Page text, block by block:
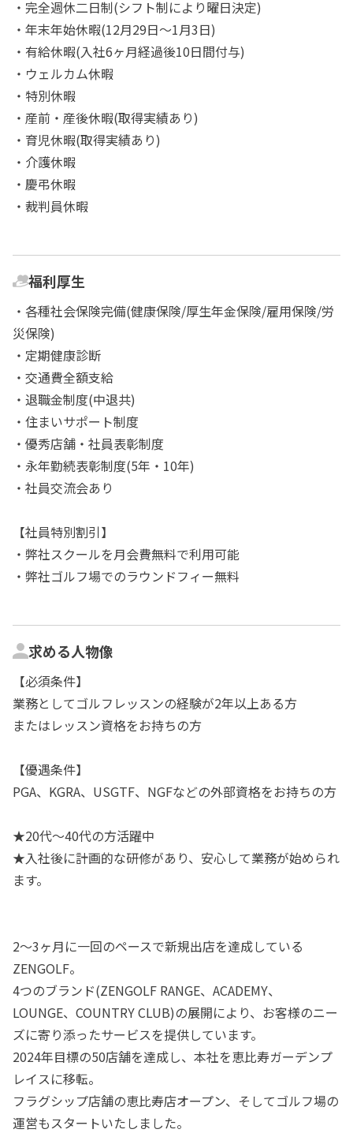
・完全週休二日制(シフト制により曜日決定)
・年末年始休暇(12月29日～1月3日)
・有給休暇(入社6ヶ月経過後10日間付与)
・ウェルカム休暇
・特別休暇
・産前・産後休暇(取得実績あり)
・育児休暇(取得実績あり)
・介護休暇
・慶弔休暇
・裁判員休暇
福利厚生
・各種社会保険完備(健康保険/厚生年金保険/雇用保険/労
災保険)
・定期健康診断
・交通費全額支給
・退職金制度(中退共)
・住まいサポート制度
・優秀店舗・社員表彰制度
・永年勤続表彰制度(5年・10年)
・社員交流会あり
【社員特別割引】
・弊社スクールを月会費無料で利用可能
・弊社ゴルフ場でのラウンドフィー無料
求める人物像
【必須条件】
業務としてゴルフレッスンの経験が2年以上ある方
またはレッスン資格をお持ちの方
【優遇条件】
PGA、KGRA、USGTF、NGFなどの外部資格をお持ちの方
★20代～40代の方活躍中
★入社後に計画的な研修があり、安心して業務が始められ
ます。
2～3ヶ月に一回のペースで新規出店を達成している
ZENGOLF。
4つのブランド(ZENGOLF RANGE、ACADEMY、
LOUNGE、COUNTRY CLUB)の展開により、お客様のニー
ズに寄り添ったサービスを提供しています。
2024年目標の50店舗を達成し、本社を恵比寿ガーデンプ
レイスに移転。
フラグシップ店舗の恵比寿店オープン、そしてゴルフ場の
運営もスタートいたしました。